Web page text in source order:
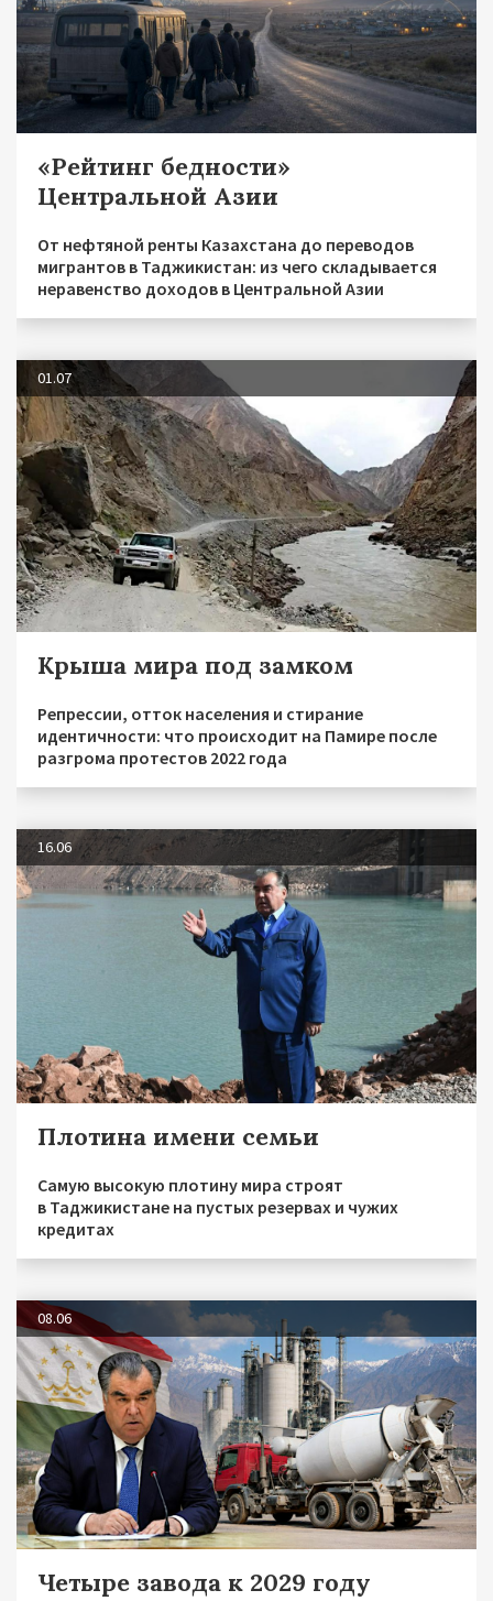
«Рейтинг бедности»
Центральной Азии
От нефтяной ренты Казахстана до переводов
мигрантов в Таджикистан: из чего складывается
неравенство доходов в Центральной Азии
01.07
Крыша мира под замком
Репрессии, отток населения и стирание
идентичности: что происходит на Памире после
разгрома протестов 2022 года
16.06
Плотина имени семьи
Самую высокую плотину мира строят
в Таджикистане на пустых резервах и чужих
кредитах
08.06
Четыре завода к 2029 году